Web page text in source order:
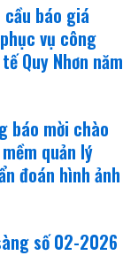
cầu báo giá
vụ công
Quy Nhơn năm
báo mời chào
quản lý
đoán hình ảnh
số 02-2026